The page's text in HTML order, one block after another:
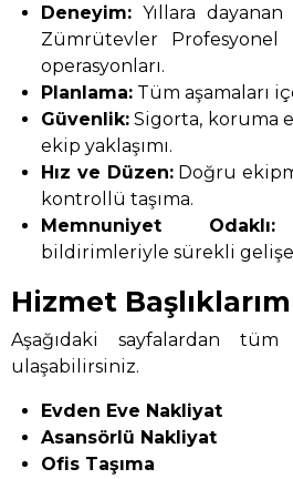
Deneyim: Yıllara
Zümrütevler Profesyonel
operasyonları.
Planlama: Tüm aşamaları
Güvenlik: Sigorta, koruma
ekip yaklaşımı.
Hız ve Düzen:Doğru
kontrollü taşıma.
Memnuniyet Odaklı:
bildirimleriyle sürekli
Hizmet
Aşağıdaki sayfalardan
ulaşabilirsiniz.
Evden Eve Nakliyat
Asansörlü Nakliyat
Ofis Taşıma